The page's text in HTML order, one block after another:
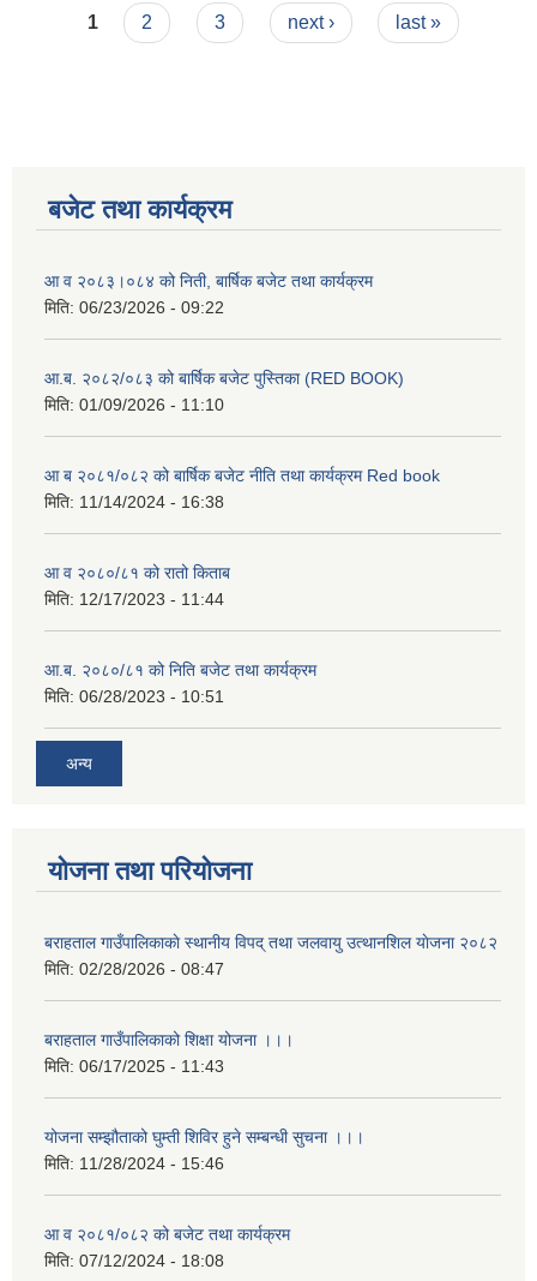
Pages
1 2 3 next › last »
बजेट तथा कार्यक्रम
आ व २०८३।०८४ को निती, बार्षिक बजेट तथा कार्यक्रम
मिति: 06/23/2026 - 09:22
आ.ब. २०८२/०८३ को बार्षिक बजेट पुस्तिका (RED BOOK)
मिति: 01/09/2026 - 11:10
आ ब २०८१/०८२ को बार्षिक बजेट नीति तथा कार्यक्रम Red book
मिति: 11/14/2024 - 16:38
आ व २०८०/८१ को रातो किताब
मिति: 12/17/2023 - 11:44
आ.ब. २०८०/८१ को निति बजेट तथा कार्यक्रम
मिति: 06/28/2023 - 10:51
अन्य
योजना तथा परियोजना
बराहताल गाउँपालिकाकाे स्थानीय विपद् तथा जलवायु उत्थानशिल याेजना २०८२
मिति: 02/28/2026 - 08:47
बराहताल गाउँपालिकाको शिक्षा योजना ।।।
मिति: 06/17/2025 - 11:43
योजना सम्झौताको घुम्ती शिविर हुने सम्बन्धी सुचना ।।।
मिति: 11/28/2024 - 15:46
आ व २०८१/०८२ को बजेट तथा कार्यक्रम
मिति: 07/12/2024 - 18:08